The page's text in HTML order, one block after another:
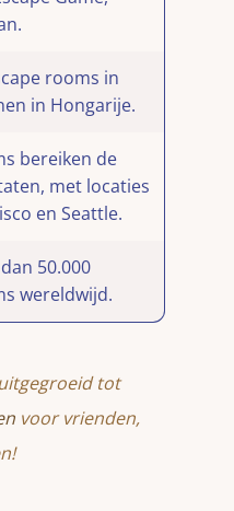
rooms in
in Hongarije.
bereiken de
met locaties
en Seattle.
50.000
wereldwijd.
tot
voor vrienden,